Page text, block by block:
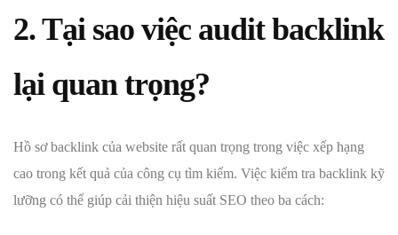
2. Tại sao việc audit backlink
lại quan trọng?
Hồ sơ backlink của website rất quan trọng trong việc xếp hạng
cao trong kết quả của công cụ tìm kiếm. Việc kiểm tra backlink kỹ
lưỡng có thể giúp cải thiện hiệu suất SEO theo ba cách: